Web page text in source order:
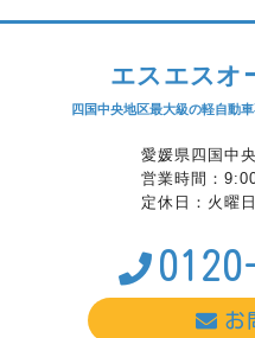
エスエスオ
四国中央地区最大級の軽自動
愛媛県四国中
営業時間：
定休日：火曜日
お